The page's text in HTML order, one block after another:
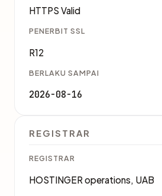
HTTPS Valid
PENERBIT SSL
R12
BERLAKU SAMPAI
2026-08-16
REGISTRAR
REGISTRAR
HOSTINGER operations, UAB